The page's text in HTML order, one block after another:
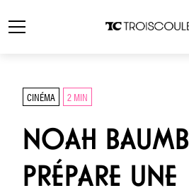
CINÉMA 2 MIN
NOAH
PRÉPARE UNE